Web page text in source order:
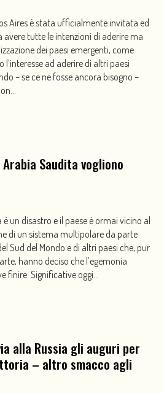
Aires è stata ufficialmente invitata ed
avere tutte le intenzioni di aderire ma
dei paesi emergenti, come
ad aderire di altri paesi
– se ce ne fosse ancora bisogno –
Saudita vogliono
un disastro e il paese è ormai vicino al
di un sistema multipolare da parte
Sud del Mondo e di altri paesi che, pur
hanno deciso che l’egemonia
Significative oggi...
alla Russia gli auguri per
– altro smacco agli